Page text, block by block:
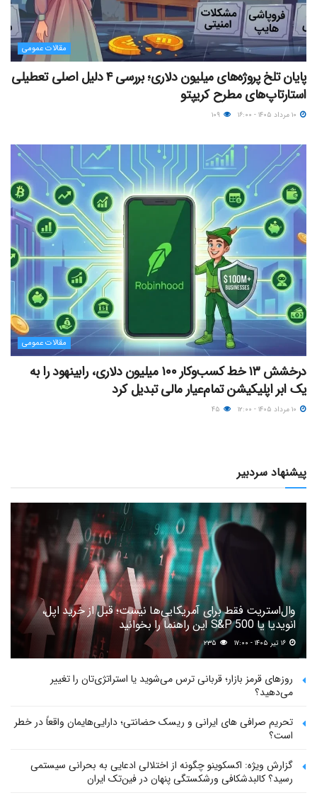
مقالات عمومی
پایان تلخ پروژه‌های میلیون دلاری؛ بررسی ۴ دلیل اصلی تعطیلی
استارتاپ‌های مطرح کریپتو
مقالات عمومی
درخشش ۱۳ خط کسب‌وکار ۱۰۰ میلیون دلاری، رابینهود را به
یک ابر اپلیکیشن تمام‌عیار مالی تبدیل کرد
پیشنهاد سردبیر
وال‌استریت فقط برای آمریکایی‌ها نیست؛ قبل از خرید اپل،
انویدیا یا S&P 500 این راهنما را بخوانید
۲۳۵
روزهای قرمز بازار؛ قربانی ترس می‌شوید یا استراتژی‌تان را تغییر
می‌دهید؟
تحریم صرافی های ایرانی و ریسک حضانتی؛ دارایی‌هایمان واقعاً در خطر
است؟
گزارش ویژه: اکسکوینو چگونه از اختلالی ادعایی به بحرانی سیستمی
رسید؟ کالبدشکافی ورشکستگی پنهان در فین‌تک ایران